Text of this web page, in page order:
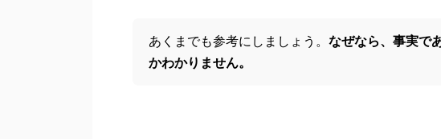
あくまでも参考にしましょう。 なぜなら、事実で
かわかりません。